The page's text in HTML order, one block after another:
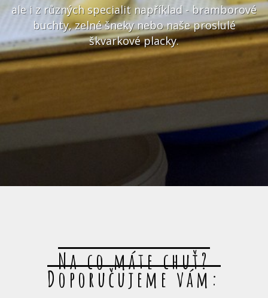
ale i z různých specialit například - bramborové
buchty, zelné šneky nebo naše proslulé
škvarkové placky.
Na co máte chuť?
Doporučujeme vám: